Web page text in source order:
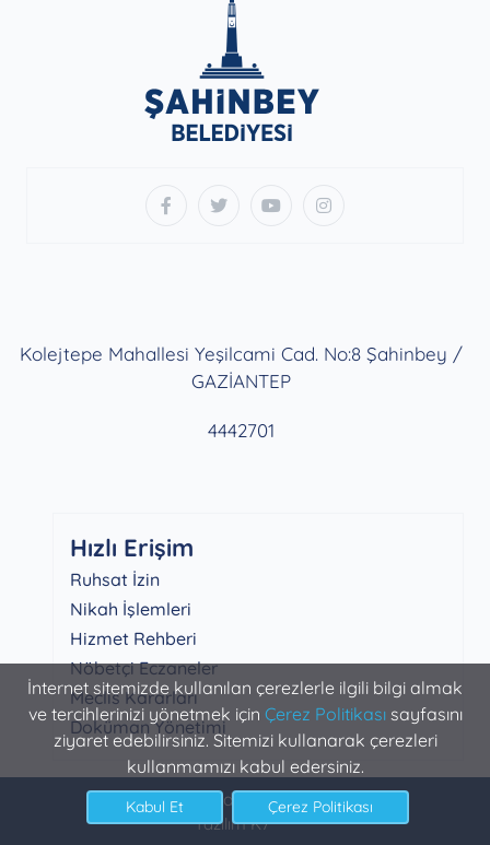
İnternet sitemizde kullanılan çerezlerle ilgili bilgi almak
ve tercihlerinizi yönetmek için Çerez Politikasısayfasını
ziyaret edebilirsiniz. Sitemizi kullanarak çerezleri
kullanmamızı kabul edersiniz.
Kolejtepe Mahallesi Yeşilcami Cad. No:8 Şahinbey /
GAZİANTEP
4442701
Hızlı Erişim
Ruhsat İzin
Nikah İşlemleri
Hizmet Rehberi
Nöbetçi Eczaneler
Meclis Kararları
Doküman Yönetimi
Şahinbey Belediyesi Bilgi İşlem
Yazılım K7